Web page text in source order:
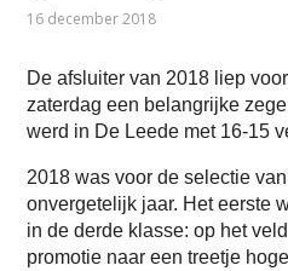
16 december 2018
De afsluiter van 2018 liep
zaterdag een belangrijke
werd in De Leede met 16-15
2018 was voor de selectie
onvergetelijk jaar. Het eerste
in de derde klasse: op het
promotie naar een treetje